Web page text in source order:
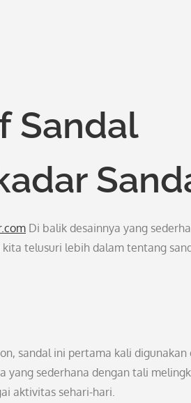
Sandal
Di balik desainnya yang
telusuri lebih dalam tentang
sandal ini pertama kali digunakan
yang sederhana dengan tali
aktivitas sehari-hari.